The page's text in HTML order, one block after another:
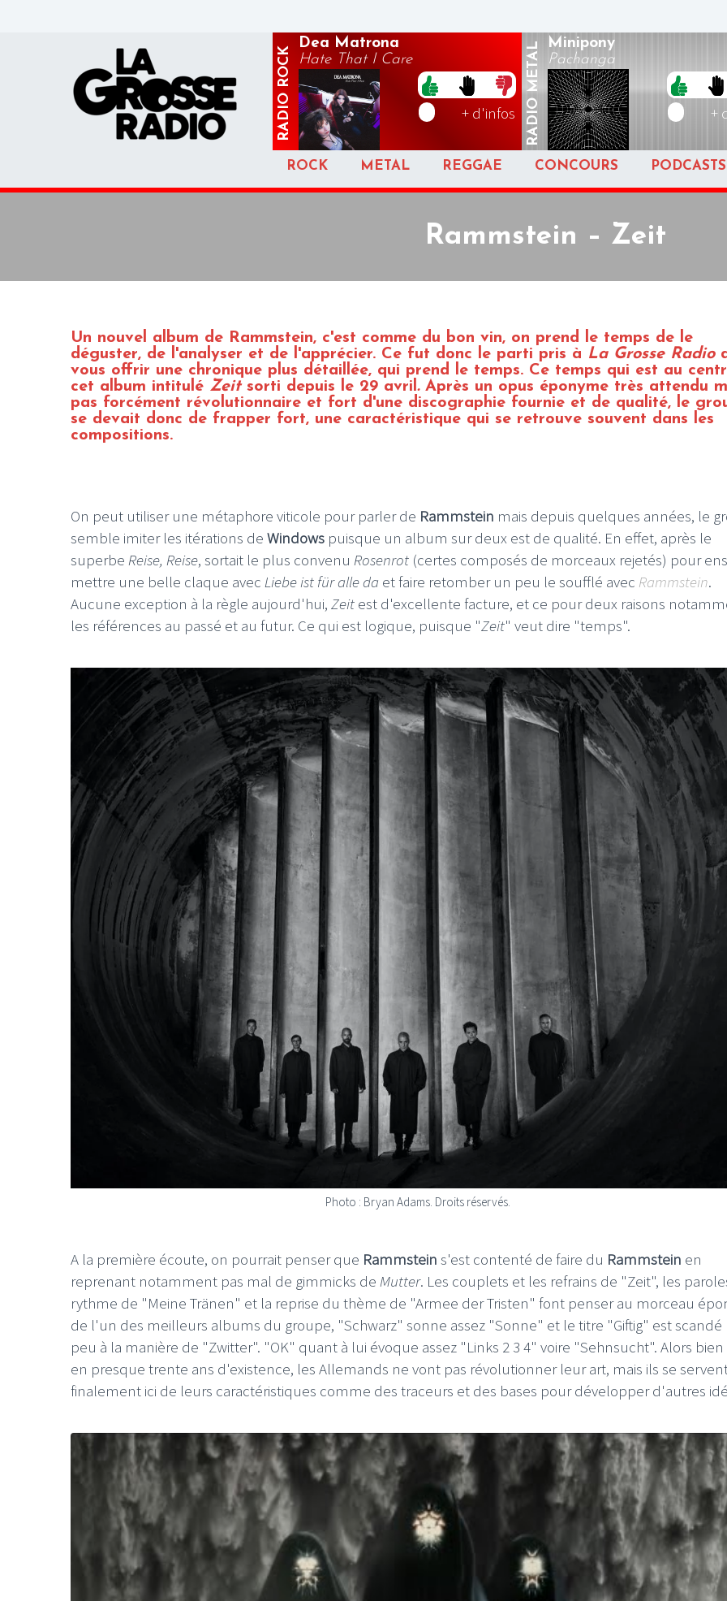
RADIO
ROCK
Dea Matrona
Hate That I Care
+ d'infos RADIO
METAL Minipony
Pachanga
+
ROCK METAL REGGAE CONCOURS PODCASTS
Rammstein – Zeit
Un nouvel album de Rammstein, c'est comme du bon vin, on prend le temps de le
déguster, de l'analyser et de l'apprécier. Ce fut donc le parti pris à La Grosse Radio
vous offrir une chronique plus détaillée, qui prend le temps. Ce temps qui est au
cet album intitulé Zeitsorti depuis le 29 avril. Après un opus éponyme très attendu
pas forcément révolutionnaire et fort d'une discographie fournie et de qualité, le
se devait donc de frapper fort, une caractéristique qui se retrouve souvent dans les
compositions.
On peut utiliser une métaphore viticole pour parler de Rammstein mais depuis quelques années, le
semble imiter les itérations de Windows puisque un album sur deux est de qualité. En effet, après le
superbe Reise, Reise, sortait le plus convenu Rosenrot (certes composés de morceaux rejetés) pour
mettre une belle claque avec Liebe ist für alle da et faire retomber un peu le soufflé avec Rammstein.
Aucune exception à la règle aujourd'hui, Zeit est d'excellente facture, et ce pour deux raisons
les références au passé et au futur. Ce qui est logique, puisque "Zeit" veut dire "temps".
Photo : Bryan Adams. Droits réservés.
A la première écoute, on pourrait penser que Rammstein s'est contenté de faire du Rammstein en
reprenant notamment pas mal de gimmicks de Mutter. Les couplets et les refrains de "Zeit", les
rythme de "Meine Tränen" et la reprise du thème de "Armee der Tristen" font penser au morceau
de l'un des meilleurs albums du groupe, "Schwarz" sonne assez "Sonne" et le titre "Giftig" est scandé
peu à la manière de "Zwitter". "OK" quant à lui évoque assez "Links 2 3 4" voire "Sehnsucht". Alors bien
en presque trente ans d'existence, les Allemands ne vont pas révolutionner leur art, mais ils se
finalement ici de leurs caractéristiques comme des traceurs et des bases pour développer d'autres
LE GROS RIFFIFI
Christmas Riffifi 2025 !!!
The Covers !!!